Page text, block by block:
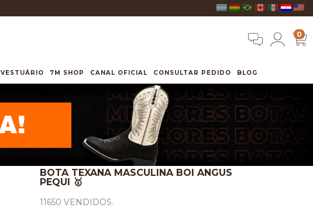
0
VESTUÁRIO 7M SHOP CANAL OFICIAL CONSULTAR PEDIDO BLOG
BOTA TEXANA MASCULINA BOI ANGUS
PEQUI 🥇
11650 VENDIDOS.